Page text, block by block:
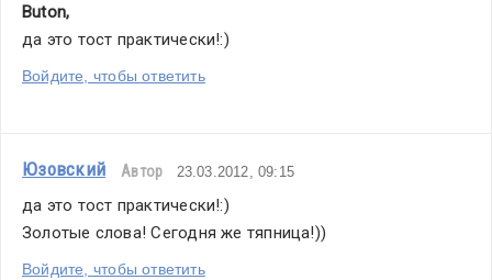
Buton,
да это тост практически!:)
Войдите, чтобы ответить
Юзовский Автор 23.03.2012, 09:15
да это тост практически!:)
Золотые слова! Сегодня же тяпница!))
Войдите, чтобы ответить